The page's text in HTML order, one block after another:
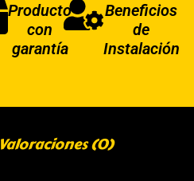
Producto
con
garantía
Beneficios
de
Instalación
Valoraciones (0)